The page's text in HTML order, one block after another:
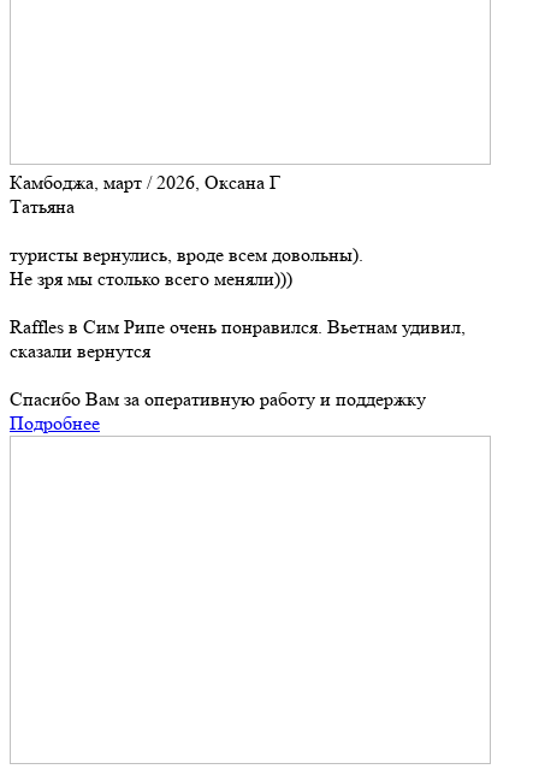
Камбоджа, март / 2026, Оксана Г
Татьяна
туристы вернулись, вроде всем довольны).
Не зря мы столько всего меняли)))
Raffles в Сим Рипе очень понравился. Вьетнам удивил,
сказали вернутся
Спасибо Вам за оперативную работу и поддержку
Подробнее